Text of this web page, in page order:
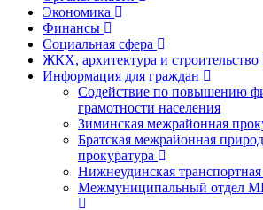
Экономика
Финансы
Социальная сфера
ЖКХ, архитектура и строительство
Информация для граждан
Содействие по повышению
грамотности населения
Зиминская межрайонная
Братская межрайонная
прокуратура
Нижнеудинская транспортная
Межмуниципальный отдел